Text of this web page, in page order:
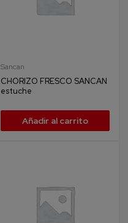
Sancan
CHORIZO FRESCO SANCAN
estuche
Añadir al carrito